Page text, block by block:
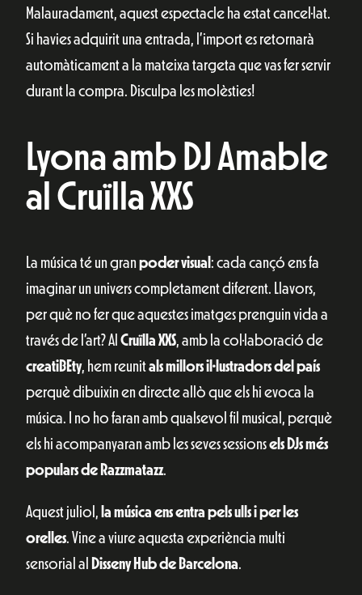
Malauradament, aquest espectacle ha estat cancel·lat.
Si havies adquirit una entrada, l’import es retornarà
automàticament a la mateixa targeta que vas fer servir
durant la compra. Disculpa les molèsties!
Lyona amb DJ Amable
al Cruïlla XXS
La música té un granpoder visual : cada cançó ens fa
imaginar un univers completament diferent. Llavors,
per què no fer que aquestes imatges prenguin vida a
través de l’art? Al Cruïlla XXS, amb la col·laboració de
creatiBEty, hem reunitalsmillors il·lustradors del país
perquè dibuixin en directe allò que els hi evoca la
música. I no ho faran amb qualsevol fil musical, perquè
els hi acompanyaran amb les seves sessionsels DJs més
populars de Razzmatazz.
Aquest juliol, la música ens entra pels ulls i per les
orelles. Vine a viure aquesta experiència multi
sensorial al Disseny Hub de Barcelona.